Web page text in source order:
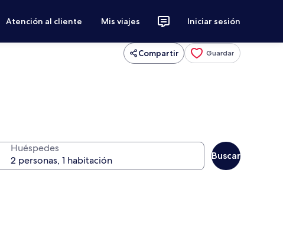
Atención al cliente Mis viajes Iniciar sesión
Compartir Guardar
Huéspedes
Buscar